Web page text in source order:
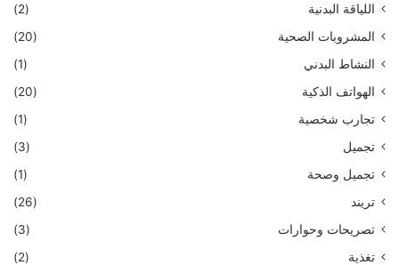
اللياقة البدنية
(2)
المشروبات الصحية
(20)
النشاط البدني
(1)
الهواتف الذكية
(20)
تجارب شخصية
(1)
تجميل
(3)
تجميل وصحة
(1)
تريند
(26)
تصريحات وحوارات
(3)
تغذية
(2)